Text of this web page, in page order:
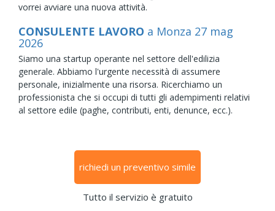
vorrei avviare una nuova attività.
CONSULENTE LAVORO a Monza 27 mag
2026
Siamo una startup operante nel settore dell'edilizia
generale. Abbiamo l'urgente necessità di assumere
personale, inizialmente una risorsa. Ricerchiamo un
professionista che si occupi di tutti gli adempimenti relativi
al settore edile (paghe, contributi, enti, denunce, ecc.).
richiedi un preventivo simile
Tutto il servizio è gratuito